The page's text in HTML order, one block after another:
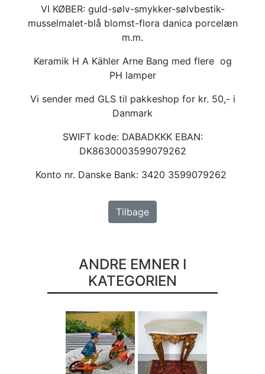
VI KØBER: guld-sølv-smykker-sølvbestik-
musselmalet-blå blomst-flora danica porcelæn
m.m.
Keramik H A Kähler Arne Bang med flere og
PH lamper
Vi sender med GLS til pakkeshop for kr. 50,- i
Danmark
SWIFT kode: DABADKKK EBAN:
DK8630003599079262
Konto nr. Danske Bank: 3420 3599079262
Tilbage
ANDRE EMNER I
KATEGORIEN